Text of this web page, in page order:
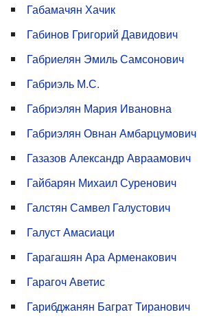
Габамачян Хачик
Габинов Григорий Давидович
Габриелян Эмиль Самсонович
Габриэль М.С.
Габриэлян Мария Ивановна
Габриэлян Овнан Амбарцумович
Газазов Александр Авраамович
Гайбарян Михаил Суренович
Галстян Самвел Галустович
Галуст Амасиаци
Гарагашян Ара Арменакович
Гарагоч Аветис
Гарибджанян Баграт Тиранович